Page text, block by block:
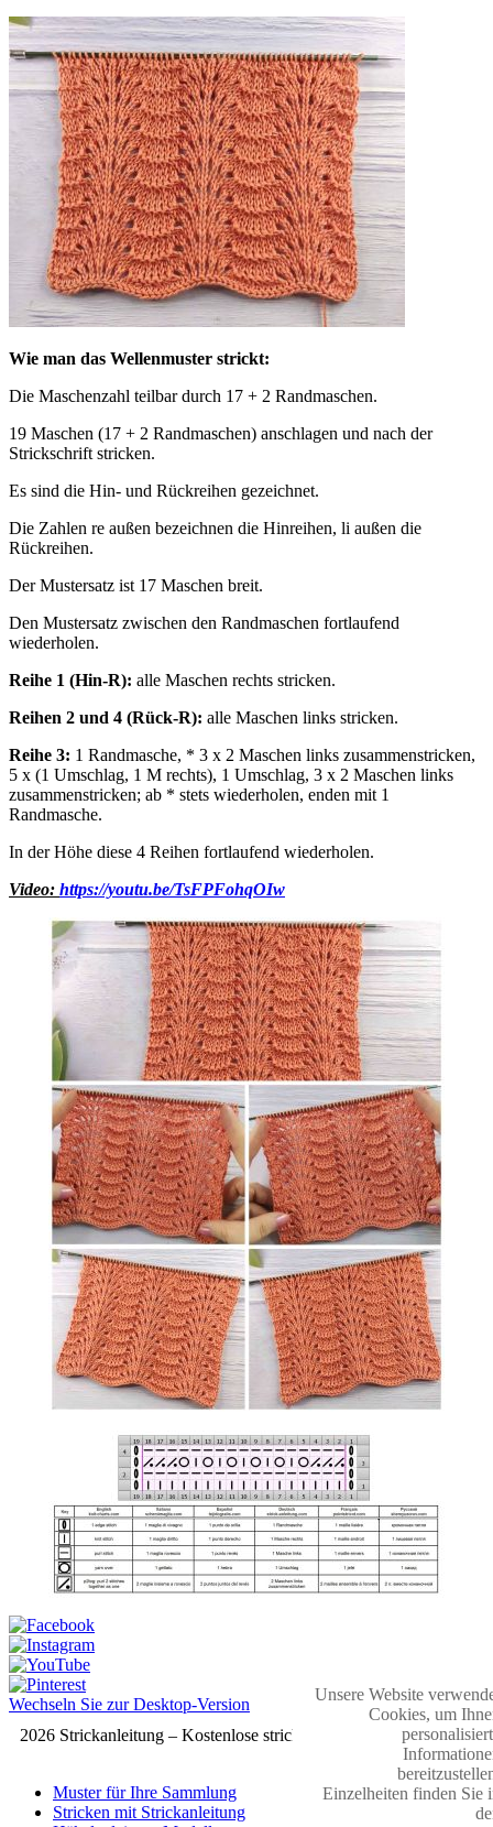
Wie man das Wellenmuster strickt:
Die Maschenzahl teilbar durch 17 + 2 Randmaschen.
19 Maschen (17 + 2 Randmaschen) anschlagen und nach der
Strickschrift stricken.
Es sind die Hin- und Rückreihen gezeichnet.
Die Zahlen re außen bezeichnen die Hinreihen, li außen die
Rückreihen.
Der Mustersatz ist 17 Maschen breit.
Den Mustersatz zwischen den Randmaschen fortlaufend
wiederholen.
Reihe 1 (Hin-R): alle Maschen rechts stricken.
Reihen 2 und 4 (Rück-R): alle Maschen links stricken.
Reihe 3: 1 Randmasche, * 3 х 2 Maschen links zusammenstricken,
5 х (1 Umschlag, 1 M rechts), 1 Umschlag, 3 х 2 Maschen links
zusammenstricken; ab * stets wiederholen, enden mit 1
Randmasche.
In der Höhe diese 4 Reihen fortlaufend wiederholen.
Video: https://youtu.be/TsFPFohqOIw
Wechseln Sie zur Desktop-Version
2026 Strickanleitung – Kostenlose strickmuster
Muster für Ihre Sammlung
Stricken mit Strickanleitung
Unsere Website
Cookies, um
Einzelheiten finden Sie